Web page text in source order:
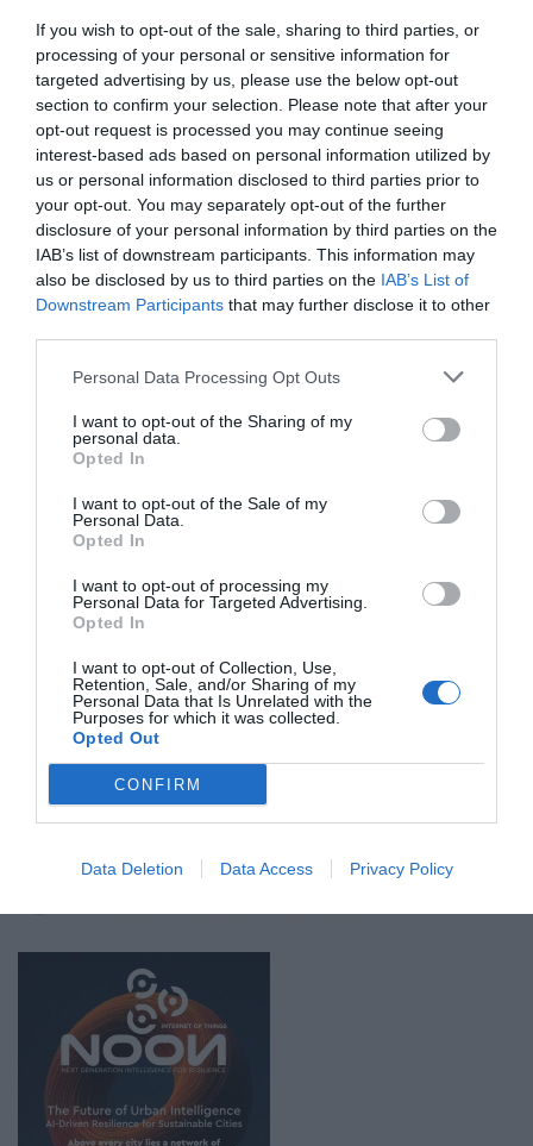
If you wish to opt-out of the sale, sharing to third parties, or
processing of your personal or sensitive information for
targeted advertising by us, please use the below opt-out
section to confirm your selection. Please note that after your
opt-out request is processed you may continue seeing
interest-based ads based on personal information utilized by
us or personal information disclosed to third parties prior to
your opt-out. You may separately opt-out of the further
disclosure of your personal information by third parties on the
IAB’s list of downstream participants. This information may
also be disclosed by us to third parties on the IAB’s List of
Downstream Participants that may further disclose it to other
Personal Data Processing Opt Outs
I want to opt-out of the Sharing of my
personal data.
Opted In
I want to opt-out of the Sale of my
Personal Data.
Opted In
I want to opt-out of processing my
Personal Data for Targeted Advertising.
Opted In
I want to opt-out of Collection, Use,
Retention, Sale, and/or Sharing of my
Personal Data that Is Unrelated with the
Purposes for which it was collected.
Opted Out
CONFIRM
Data Deletion Data Access Privacy Policy
στοχεύει στην περαιτέρω ενίσχυση της καινοτομίας,
της διεθνούς παρουσίας και της τεχνολογικής
ηγεσίας της στον κλάδο των IoT λύσεων.
Με το NOONiot η DOTSOFT ΑΕ ανοίγει τον δρόμο για
ένα νέο πρότυπο λειτουργίας των οργανισμών και
των πόλεων, βασισμένο στα δεδομένα, τη γνώση και
την επιχειρησιακή ανθεκτικότητα. Το έργο
υλοποιείται στο πλαίσιο του Εθνικού Σχεδίου
Ανάκαμψης και ανθεκτικότητας «Ελλάδα 2.0» με τη
NextGenerationEU.